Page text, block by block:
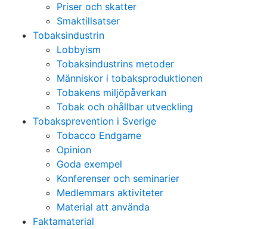
Priser och skatter
Smaktillsatser
Tobaksindustrin
Lobbyism
Tobaksindustrins metoder
Människor i tobaksproduktionen
Tobakens miljöpåverkan
Tobak och ohållbar utveckling
Tobaksprevention i Sverige
Tobacco Endgame
Opinion
Goda exempel
Konferenser och seminarier
Medlemmars aktiviteter
Material att använda
Faktamaterial